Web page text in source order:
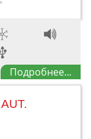
Подробнее...